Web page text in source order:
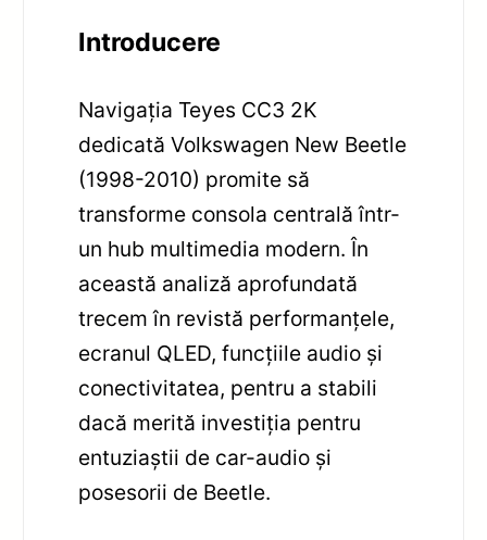
Introducere
Navigația Teyes CC3 2K
dedicată Volkswagen New Beetle
(1998-2010) promite să
transforme consola centrală într-
un hub multimedia modern. În
această analiză aprofundată
trecem în revistă performanțele,
ecranul QLED, funcțiile audio și
conectivitatea, pentru a stabili
dacă merită investiția pentru
entuziaștii de car-audio și
posesorii de Beetle.